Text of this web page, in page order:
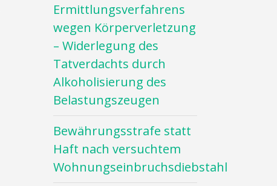
Ermittlungsverfahrens
wegen Körperverletzung
– Widerlegung des
Tatverdachts durch
Alkoholisierung des
Belastungszeugen
Bewährungsstrafe statt
Haft nach versuchtem
Wohnungseinbruchsdiebstahl